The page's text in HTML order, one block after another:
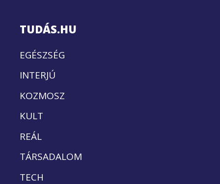
TUDÁS.HU
EGÉSZSÉG
INTERJÚ
KOZMOSZ
KULT
REÁL
TÁRSADALOM
TECH